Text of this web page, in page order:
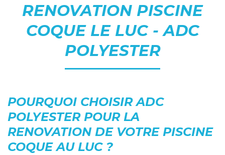
RENOVATION PISCINE
COQUE LE LUC - ADC
POLYESTER
POURQUOI CHOISIR ADC
POLYESTER POUR LA
RENOVATION DE VOTRE PISCINE
COQUE AU LUC ?